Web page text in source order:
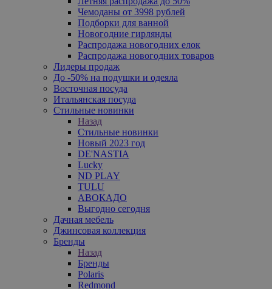
Чемоданы от 3998 рублей
Подборки для ванной
Новогодние гирлянды
Распродажа новогодних елок
Распродажа новогодних товаров
Лидеры продаж
До -50% на подушки и одеяла
Восточная посуда
Итальянская посуда
Стильные новинки
Назад
Стильные новинки
Новый 2023 год
DE'NASTIA
Lucky
ND PLAY
TULU
АВОКАДО
Выгодно сегодня
Дачная мебель
Джинсовая коллекция
Бренды
Назад
Бренды
Polaris
Redmond